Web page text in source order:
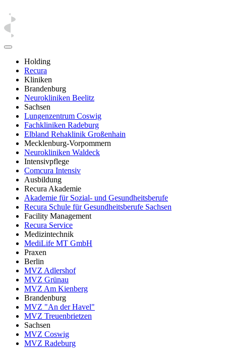
Holding
Recura
Kliniken
Brandenburg
Neurokliniken Beelitz
Sachsen
Lungenzentrum Coswig
Fachkliniken Radeburg
Elbland Rehaklinik Großenhain
Mecklenburg-Vorpommern
Neurokliniken Waldeck
Intensivpflege
Comcura Intensiv
Ausbildung
Recura Akademie
Akademie für Sozial- und Gesundheitsberufe
Recura Schule für Gesundheitsberufe Sachsen
Facility Management
Recura Service
Medizintechnik
MediLife MT GmbH
Praxen
Berlin
MVZ Adlershof
MVZ Grünau
MVZ Am Kienberg
Brandenburg
MVZ "An der Havel"
MVZ Treuenbrietzen
Sachsen
MVZ Coswig
MVZ Radeburg